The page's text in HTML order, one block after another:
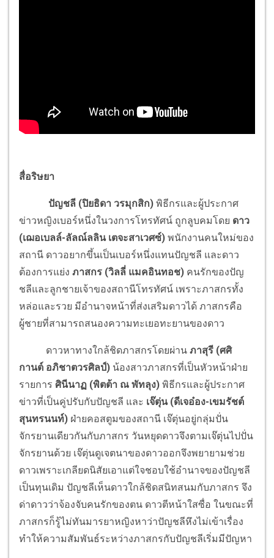
สื่อริษยา
ปัญชลี (ปิยธิดา วรมุกสิก) พิธีกรและผู้ประกาศ
ข่าวหญิงเบอร์หนึ่งในวงการโทรทัศน์ ถูกลูบคมโดย ดาว
(เฌอเบลล์-ลัลณ์ลลิน เตจะสาเวศซ์) พนักงานคนใหม่ของ
สถานี ดาวอยากขึ้นเป็นเบอร์หนึ่งแทนปัญชลี และดาว
ต้องการแย่ง ภาสกร (วิลลี่ แมคอินทอช) คนรักของปัญ
ชลีและลูกชายเจ้าของสถานีโทรทัศน์ เพราะภาสกรทั้ง
หล่อและรวย มีอำนาจหน้าที่ส่งเสริมดาวได้ ภาสกรคือ
ผู้ชายที่สามารถสนองความทะเยอทะยานของดาว
ดาวหาทางใกล้ชิดภาสกรโดยผ่าน ภาสุรี (ศศิ
กานต์ อภิชาตวรศิลป์) น้องสาวภาสกรที่เป็นหัวหน้าฝ่าย
รายการ ศินีนาฏ (พิตต้า ณ พัทลุง) พิธีกรและผู้ประกาศ
ข่าวที่เป็นคู่ปรับกับปัญชลี และ เจ๊ตุ่น (ดีเจอ๋อง-เขมรัชต์
สุนทรนนท์) ฝ่ายคอสตูมของสถานี เจ๊ตุ่นอยู่กลุ่มปั่น
จักรยานเดียวกันกับภาสกร วันหยุดดาวจึงตามเจ๊ตุ่นไปปั่น
จักรยานด้วย เจ๊ตุ่นดูเจตนาของดาวออกจึงพยายามช่วย
ดาวเพราะเกลียดนิสัยเอาแต่ใจชอบใช้อำนาจของปัญชลี
เป็นทุนเดิม ปัญชลีเห็นดาวใกล้ชิดสนิทสนมกับภาสกร จึง
ด่าดาวว่าจ้องจับคนรักของตน ดาวตีหน้าใสซื่อ ในขณะที่
ภาสกรก็รู้ไม่ทันมารยาหญิงหาว่าปัญชลีหึงไม่เข้าเรื่อง
ทำให้ความสัมพันธ์ระหว่างภาสกรกับปัญชลีเริ่มมีปัญหา